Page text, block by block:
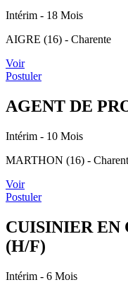
Intérim - 18 Mois
AIGRE (16) - Charente
Voir
Postuler
AGENT DE
Intérim - 10 Mois
MARTHON (16) -
Voir
Postuler
CUISINIER EN
(H/F)
Intérim - 6 Mois